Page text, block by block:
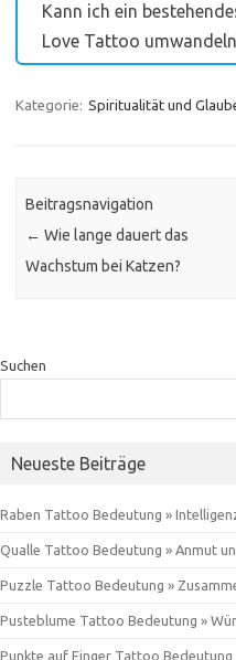
Kann ich ein
Love Tattoo
Kategorie: Spiritualität und
Beitragsnavigation
← Wie lange dauert das
Wachstum bei Katzen?
Suchen
Neueste Beiträge
Raben Tattoo Bedeutung »
Qualle Tattoo Bedeutung » Anmut
Puzzle Tattoo Bedeutung »
Pusteblume Tattoo Bedeutung »
Punkte auf Finger Tattoo Bedeutung